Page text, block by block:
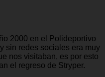
2000 en el Polideportivo
sin redes sociales era muy
nos visitaban, es por esto
el regreso de Stryper.